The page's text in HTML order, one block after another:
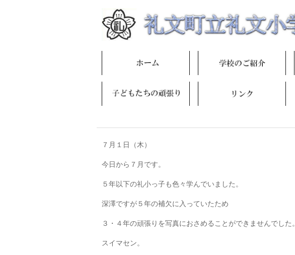
７月１日（木）
今日から７月です。
５年以下の礼小っ子も色々学んでいました。
深澤ですが５年の補欠に入っていたため
３・４年の頑張りを写真におさめることができませんでした。
スイマセン。